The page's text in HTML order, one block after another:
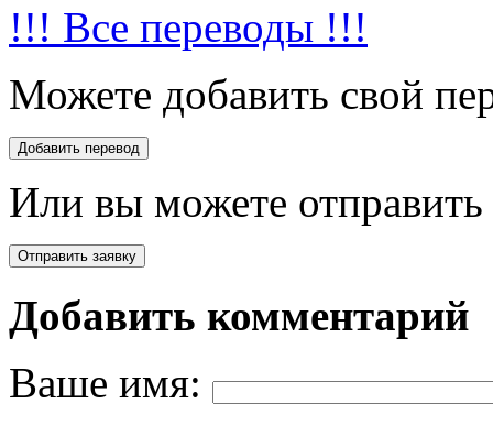
!!! Все переводы !!!
Можете добавить свой
Или вы можете отправить
Добавить комментарий
Ваше имя: